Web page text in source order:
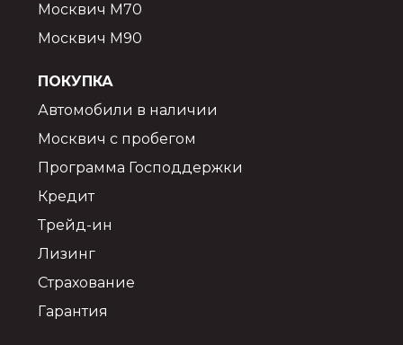
Москвич М70
Москвич М90
ПОКУПКА
Автомобили в наличии
Москвич с пробегом
Программа Господдержки
Кредит
Трейд-ин
Лизинг
Страхование
Гарантия